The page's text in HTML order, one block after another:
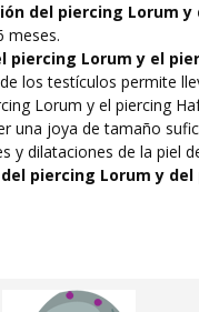
del piercing Lorum y
meses.
piercing Lorum y el
los testículos permite
Lorum y el piercing
una joya de tamaño
y dilataciones de la piel
piercing Lorum y del